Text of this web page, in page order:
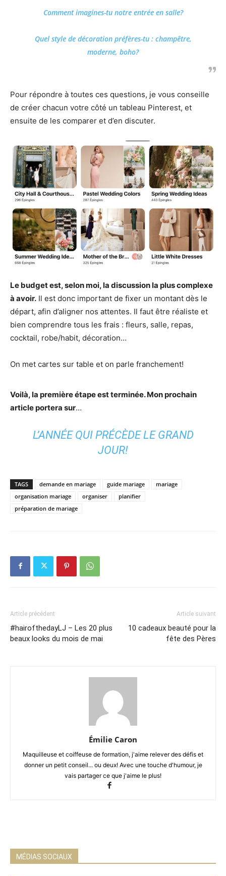
Comment imagines-tu notre entrée en salle?
Quel style de décoration préfères-tu : champêtre,
moderne, boho?
Pour répondre à toutes ces questions, je vous conseille
de créer chacun votre côté un tableau Pinterest, et
ensuite de les comparer et d’en discuter.
Le budget est, selon moi, la discussion la plus complexe
à avoir. Il est donc important de fixer un montant dès le
départ, afin d’aligner nos attentes. Il faut être réaliste et
bien comprendre tous les frais : fleurs, salle, repas,
cocktail, robe/habit, décoration…
On met cartes sur table et on parle franchement!
Voilà, la première étape est terminée. Mon prochain
article portera sur…
L’ANNÉE QUI PRÉCÈDE LE GRAND
JOUR!
TAGS demande en mariage guide mariage
mariage
organisation mariage
organiser
planifier
préparation de mariage
Article précédent
#hairofthedayLJ – Les 20 plus
beaux looks du mois de mai
Article suivant
10 cadeaux beauté pour la
fête des Pères
Émilie Caron
Maquilleuse et coiffeuse de formation, j'aime relever des défis et
donner un petit conseil... ou deux! Avec une touche d'humour, je
vais partager ce que j'aime le plus!
MÉDIAS SOCIAUX